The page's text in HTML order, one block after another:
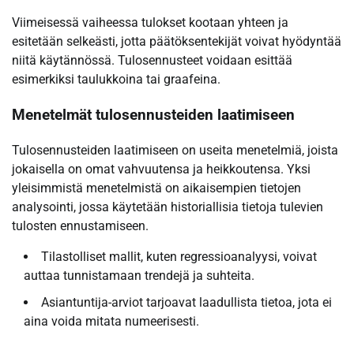
Viimeisessä vaiheessa tulokset kootaan yhteen ja
esitetään selkeästi, jotta päätöksentekijät voivat hyödyntää
niitä käytännössä. Tulosennusteet voidaan esittää
esimerkiksi taulukkoina tai graafeina.
Menetelmät tulosennusteiden laatimiseen
Tulosennusteiden laatimiseen on useita menetelmiä, joista
jokaisella on omat vahvuutensa ja heikkoutensa. Yksi
yleisimmistä menetelmistä on aikaisempien tietojen
analysointi, jossa käytetään historiallisia tietoja tulevien
tulosten ennustamiseen.
Tilastolliset mallit, kuten regressioanalyysi, voivat
auttaa tunnistamaan trendejä ja suhteita.
Asiantuntija-arviot tarjoavat laadullista tietoa, jota ei
aina voida mitata numeerisesti.